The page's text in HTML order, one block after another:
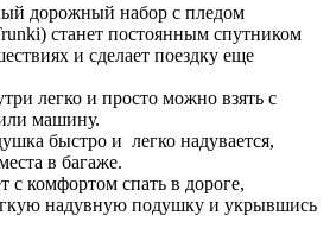
дорожный набор с пледом
станет постоянным спутником
и сделает поездку еще
легко и просто можно взять с
машину.
быстро и легко надувается,
в багаже.
с комфортом спать в дороге,
надувную подушку и укрывшись